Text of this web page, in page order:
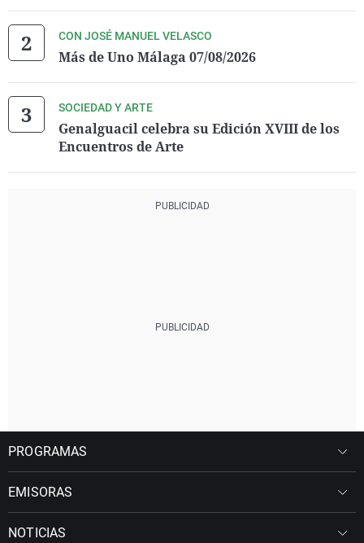
CON JOSÉ MANUEL VELASCO
Más de Uno Málaga 07/08/2026
SOCIEDAD Y ARTE
Genalguacil celebra su Edición XVIII de los
Encuentros de Arte
PROGRAMAS
EMISORAS
NOTICIAS